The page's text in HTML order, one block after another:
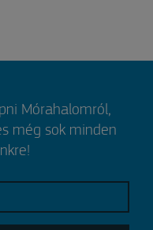
Mórahalomról,
még sok minden